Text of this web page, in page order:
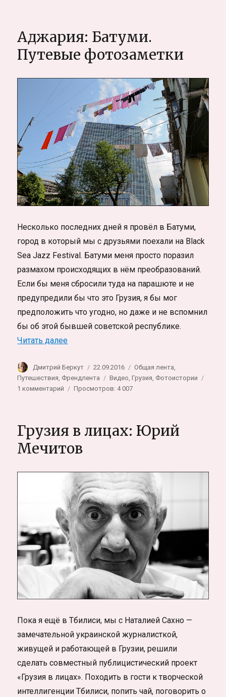
в
Харидваре
(Индия).
приносящий
Аджария: Батуми.
Путевые фотозаметки
Несколько последних дней я провёл в Батуми,
город в который мы с друзьями поехали на Black
Sea Jazz Festival. Батуми меня просто поразил
размахом происходящих в нём преобразований.
Если бы меня сбросили туда на парашюте и не
предупредили бы что это Грузия, я бы мог
предположить что угодно, но даже и не вспомнил
бы об этой бывшей советской республике.
Читать далее«Аджария: Батуми. Путевые
Автор
Дмитрий Беркут Опубликовано
22.09.2016 Рубрики
Общая лента
Путешествия Френдлента Метки
Видео ,Грузия Фотоистории
1 комментарий
Путевые
Просмотров: 4 007
Грузия в лицах: Юрий
Мечитов
Пока я ещё в Тбилиси, мы с Наталией Сахно —
замечательной украинской журналисткой,
живущей и работающей в Грузии, решили
сделать совместный публицистический проект
«Грузия в лицах». Походить в гости к творческой
интеллигенции Тбилиси, попить чай, поговорить о